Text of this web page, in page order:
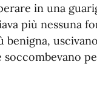
in una
più nessuna